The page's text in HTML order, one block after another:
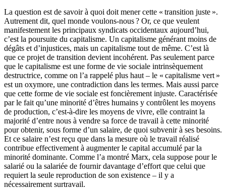
La question est de savoir à quoi doit mener cette « transition juste ».
Autrement dit, quel monde voulons-nous ? Or, ce que veulent
manifestement les principaux syndicats occidentaux aujourd’hui,
c’est la poursuite du capitalisme. Un capitalisme générant moins de
dégâts et d’injustices, mais un capitalisme tout de même. C’est là
que ce projet de transition devient incohérent. Pas seulement parce
que le capitalisme est une forme de vie sociale intrinsèquement
destructrice, comme on l’a rappelé plus haut – le « capitalisme vert »
est un oxymore, une contradiction dans les termes. Mais aussi parce
que cette forme de vie sociale est foncièrement injuste. Caractérisée
par le fait qu’une minorité d’êtres humains y contrôlent les moyens
de production, c’est-à-dire les moyens de vivre, elle contraint la
majorité d’entre nous à vendre sa force de travail à cette minorité
pour obtenir, sous forme d’un salaire, de quoi subvenir à ses besoins.
Et ce salaire n’est reçu que dans la mesure où le travail réalisé
contribue effectivement à augmenter le capital accumulé par la
minorité dominante. Comme l’a montré Marx, cela suppose pour le
salarié ou la salariée de fournir davantage d’effort que celui que
requiert la seule reproduction de son existence – il y a
nécessairement surtravail.